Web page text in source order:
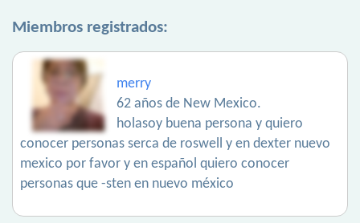
Miembros registrados:
merry
62 años de New Mexico.
holasoy buena persona y quiero
conocer personas serca de roswell y en dexter nuevo
mexico por favor y en español quiero conocer
personas que -sten en nuevo méxico